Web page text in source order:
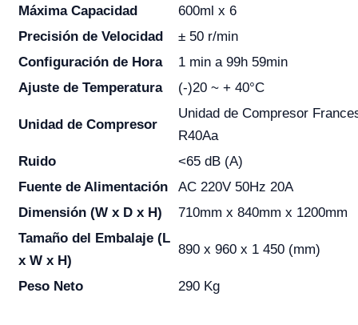
Máxima Capacidad
600ml x 6
Precisión de Velocidad
± 50 r/min
Configuración de Hora
1 min a 99h 59min
Ajuste de Temperatura
(-)20 ~ + 40°C
Unidad de Compresor
Unidad de Compresor
R40Aa
Ruido
<65 dB (A)
Fuente de Alimentación
AC 220V 50Hz 20A
Dimensión (W x D x H)
710mm x 840mm x 1200mm
Tamaño del Embalaje (L
x W x H)
890 x 960 x 1 450 (mm)
Peso Neto 290 Kg